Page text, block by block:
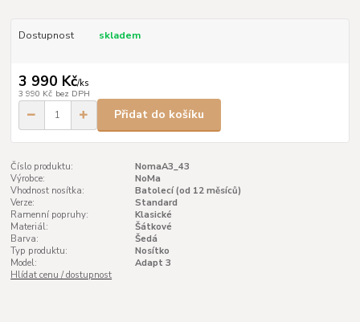
Dostupnost skladem
3 990 Kč/ks
3 990 Kč bez DPH
Přidat do košíku
Číslo produktu:
NomaA3_43
Výrobce:
NoMa
Vhodnost nosítka:
Batolecí (od 12 měsíců)
Verze:
Standard
Ramenní popruhy:
Klasické
Materiál:
Šátkové
Barva:
Šedá
Typ produktu:
Nosítko
Model:
Adapt 3
Hlídat cenu / dostupnost